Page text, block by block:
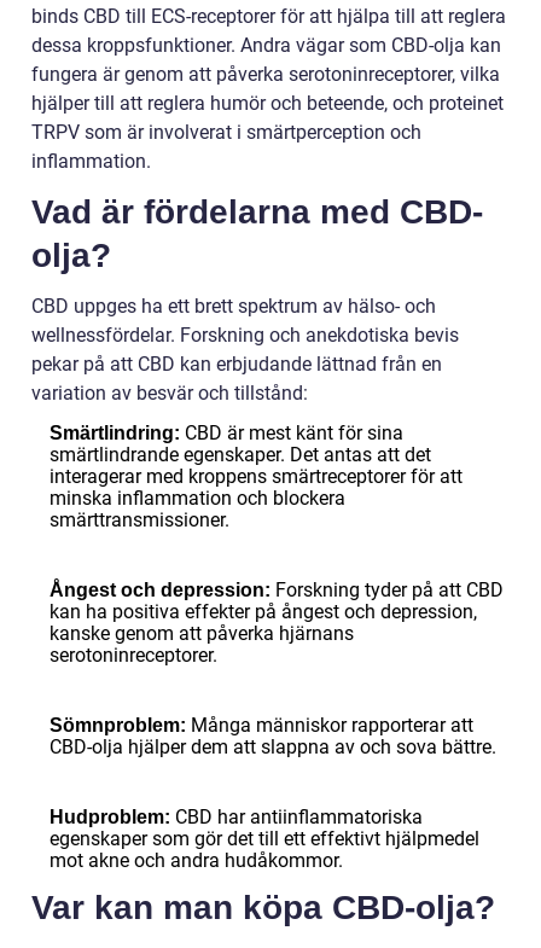
binds CBD till ECS-receptorer för att hjälpa till att reglera
dessa kroppsfunktioner. Andra vägar som CBD-olja kan
fungera är genom att påverka serotoninreceptorer, vilka
hjälper till att reglera humör och beteende, och proteinet
TRPV som är involverat i smärtperception och
inflammation.
Vad är fördelarna med CBD-
olja?
CBD uppges ha ett brett spektrum av hälso- och
wellnessfördelar. Forskning och anekdotiska bevis
pekar på att CBD kan erbjudande lättnad från en
variation av besvär och tillstånd:
Smärtlindring: CBD är mest känt för sina
smärtlindrande egenskaper. Det antas att det
interagerar med kroppens smärtreceptorer för att
minska inflammation och blockera
smärttransmissioner.
Ångest och depression: Forskning tyder på att CBD
kan ha positiva effekter på ångest och depression,
kanske genom att påverka hjärnans
serotoninreceptorer.
Sömnproblem: Många människor rapporterar att
CBD-olja hjälper dem att slappna av och sova bättre.
Hudproblem: CBD har antiinflammatoriska
egenskaper som gör det till ett effektivt hjälpmedel
mot akne och andra hudåkommor.
Var kan man köpa CBD-olja?